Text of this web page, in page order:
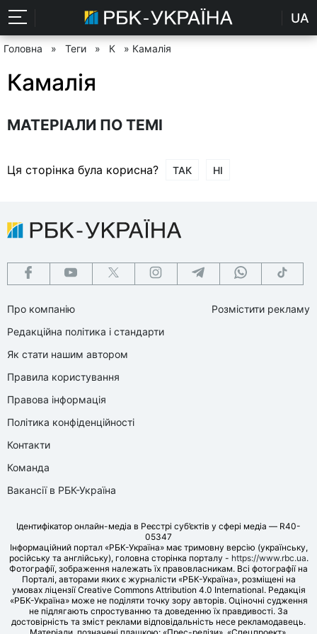
UA
Головна » Теги » К » Камалія
Камалія
МАТЕРІАЛИ ПО ТЕМІ
Ця сторінка була корисна? ТАК НІ
Про компанію
Редакційна політика і стандарти
Як стати нашим автором
Правила користування
Правова інформація
Політика конфіденційності
Контакти
Команда
Вакансії в РБК-Україна
Розмістити рекламу
Ідентифікатор онлайн-медіа в Реєстрі суб’єктів у сфері медіа — R40-
05347
Інформаційний портал «РБК-Україна» має тримовну версію (українську,
російську та англійську), головна сторінка порталу - https://www.rbc.ua.
Фотографії, зображення належать їх правовласникам. Всі фотографії на
Порталі, авторами яких є журналісти «РБК-Україна», розміщені на
умовах ліцензії Creative Commons Attribution 4.0 International. Редакція
«РБК-Україна» може не поділяти точку зору авторів. Оціночні судження
не підлягають спростуванню та доведенню їх правдивості. За
достовірність та зміст реклами відповідальність несе рекламодавець.